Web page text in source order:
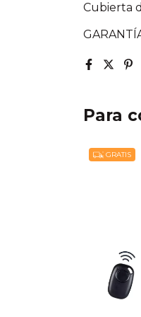
Cubierta
Para
GRATIS